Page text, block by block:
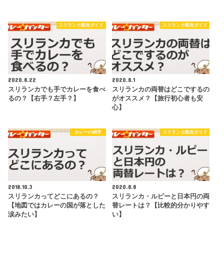
スリランカ観光ガイド
2020.8.22
スリランカでも手でカレーを食べ
るの？【右手？左手？】
スリランカ観光ガイド
2020.8.1
スリランカの両替はどこでするの
がオススメ？【旅行初心者も安
心】
カレーの雑学
2018.10.3
スリランカってどこにあるの？
【地図ではカレーの国が落とした
涙みたい】
スリランカ観光ガイド
2020.8.8
スリランカ・ルピーと日本円の両
替レートは？【比較的分かりやす
い】